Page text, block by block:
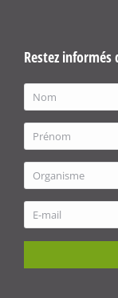
Restez